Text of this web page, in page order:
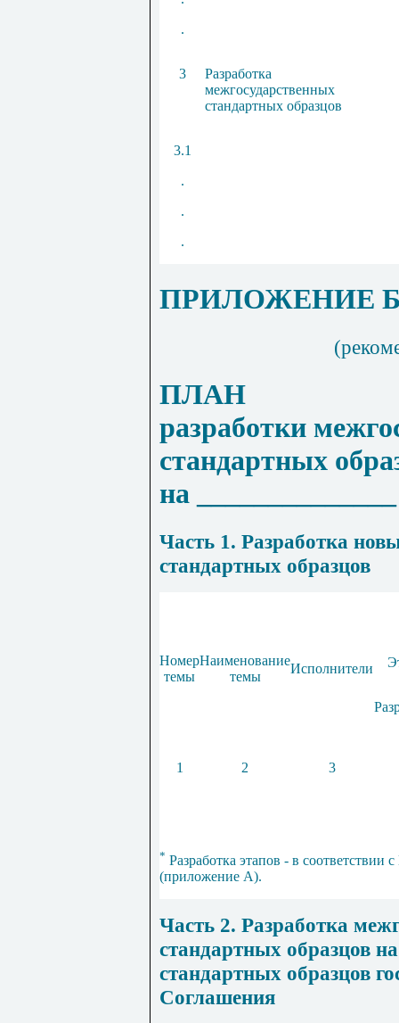
.
3
Разработка
межгосударственных
стандартных образцов
3.1
.
.
.
ПРИЛОЖЕНИЕ
ПЛАН
разработки
стандартных
на
Часть 1. Разработка
стандартных образцов
Номер
темы
Наименование
темы
Исполнители
1 2 3
* Разработка этапов - в соответствии с
(приложение А).
Часть 2. Разработка
стандартных образцов
стандартных образцов
Соглашения